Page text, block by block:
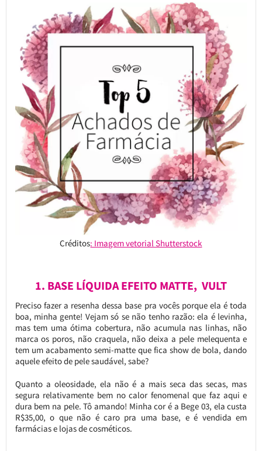
Créditos: Imagem vetorial Shutterstock
1. BASE LÍQUIDA EFEITO MATTE, VULT
Preciso fazer a resenha dessa base pra vocês porque ela é toda
boa, minha gente! Vejam só se não tenho razão: ela é levinha,
mas tem uma ótima cobertura, não acumula nas linhas, não
marca os poros, não craquela, não deixa a pele melequenta e
tem um acabamento semi-matte que fica show de bola, dando
aquele efeito de pele saudável, sabe?
Quanto a oleosidade, ela não é a mais seca das secas, mas
segura relativamente bem no calor fenomenal que faz aqui e
dura bem na pele. Tô amando! Minha cor é a Bege 03, ela custa
R$35,00, o que não é caro pra uma base, e é vendida em
farmácias e lojas de cosméticos.